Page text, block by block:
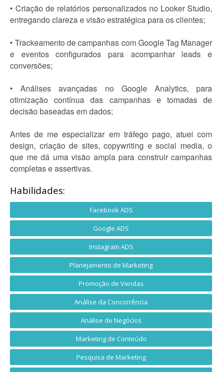
• Criação de relatórios personalizados no Looker Studio,
entregando clareza e visão estratégica para os clientes;
• Trackeamento de campanhas com Google Tag Manager
e eventos configurados para acompanhar leads e
conversões;
• Análises avançadas no Google Analytics, para
otimização contínua das campanhas e tomadas de
decisão baseadas em dados;
Antes de me especializar em tráfego pago, atuei com
design, criação de sites, copywriting e social media, o
que me dá uma visão ampla para construir campanhas
completas e assertivas.
Habilidades:
Facebook ADS
Google ADS
Instagram ADS
Planejamento de Marketing
Promoção de Vendas
Análise da Concorrência
Análise de Negócios
Marketing de Conteúdo
Pesquisa de Marketing